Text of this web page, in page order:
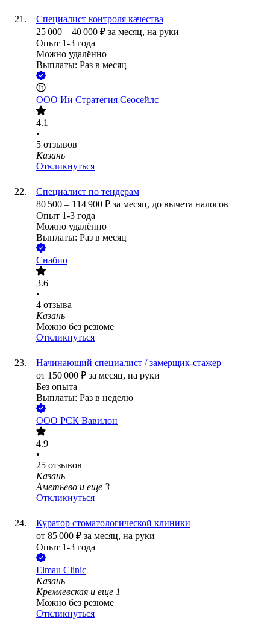
Специалист контроля качества
25 000 – 40 000 ₽ за месяц, на руки
Опыт 1-3 года
Можно удалённо
Выплаты: Раз в месяц
ООО Ии Стратегия Сеосейлс
4.1
•
5 отзывов
Казань
Откликнуться
Специалист по тендерам
80 500 – 114 900 ₽ за месяц, до вычета налогов
Опыт 1-3 года
Можно удалённо
Выплаты: Раз в месяц
Снабио
3.6
•
4 отзыва
Казань
Можно без резюме
Откликнуться
Начинающий специалист / замерщик-стажер
от 150 000 ₽ за месяц, на руки
Без опыта
Выплаты: Раз в неделю
ООО РСК Вавилон
4.9
•
25 отзывов
Казань
Аметьево и еще 3
Откликнуться
Куратор стоматологической клиники
от 85 000 ₽ за месяц, на руки
Опыт 1-3 года
Elmau Clinic
Казань
Кремлевская и еще 1
Можно без резюме
Откликнуться